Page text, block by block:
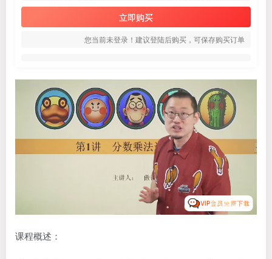
立即购买
您当前未登录！建议登陆后购买，可保存购买订单
课程概述：